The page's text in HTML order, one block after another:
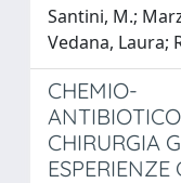
Santini, M.;
Vedana, Laura;
CHEMIO-
CHIRURGIA
ESPERIENZE